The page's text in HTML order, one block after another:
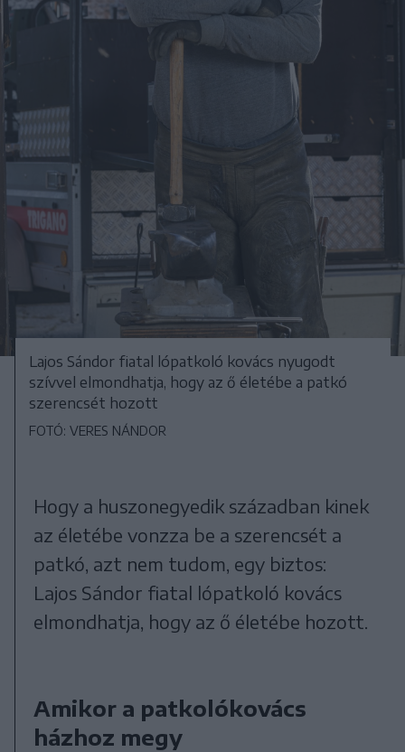
Lajos Sándor fiatal lópatkoló kovács nyugodt
szívvel elmondhatja, hogy az ő életébe a patkó
szerencsét hozott
FOTÓ: VERES NÁNDOR
Hogy a huszonegyedik században kinek
az életébe vonzza be a szerencsét a
patkó, azt nem tudom, egy biztos:
Lajos Sándor fiatal lópatkoló kovács
elmondhatja, hogy az ő életébe hozott.
Amikor a patkolókovács
házhoz megy